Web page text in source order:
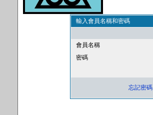
輸入會員名稱和密碼
會員名稱
密碼
忘記密碼